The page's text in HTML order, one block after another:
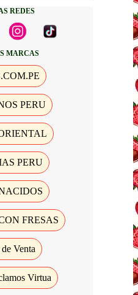
REDES
MARCAS
PERU
PERU
FRESAS
Venta
Virtua